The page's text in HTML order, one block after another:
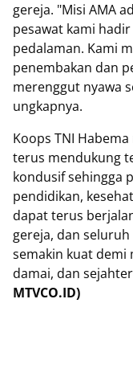
gereja. "Misi AMA
pesawat kami
pedalaman. Kami
penembakan dan
merenggut nyawa
ungkapnya.
Koops TNI
terus mendukung
kondusif sehingga
pendidikan,
dapat terus
gereja, dan
semakin kuat demi
damai, dan
MTVCO.ID)